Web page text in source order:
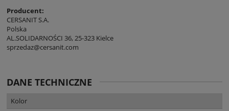
Producent:
CERSANIT S.A.
Polska
AL.SOLIDARNOŚCI 36, 25-323 Kielce
sprzedaz@cersanit.com
DANE TECHNICZNE
Kolor